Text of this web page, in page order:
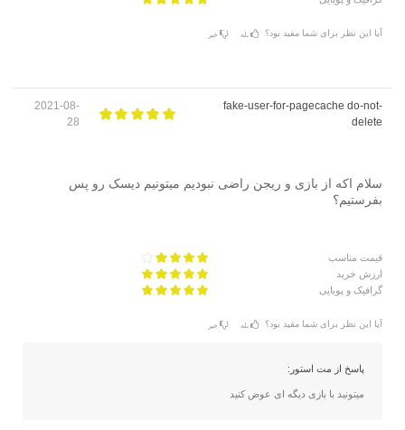
آیا این نظر برای شما مفید بود؟ بله خیر
fake-user-for-pagecache do-not-
delete
2021-08-
28
سلام اکه از بازی و ریجن راضی نبودیم میتونیم دیسک رو پس
بفرستیم؟
قیمت مناسب
ارزش خرید
گرافیک و پویایی
آیا این نظر برای شما مفید بود؟ بله خیر
پاسخ از مت استور:
میتونید با بازی دیگه ای عوض کنید